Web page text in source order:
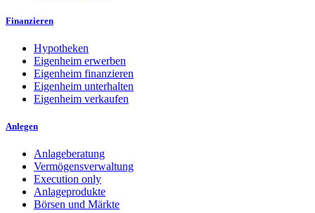
Finanzieren
Hypotheken
Eigenheim erwerben
Eigenheim finanzieren
Eigenheim unterhalten
Eigenheim verkaufen
Anlegen
Anlageberatung
Vermögensverwaltung
Execution only
Anlageprodukte
Börsen und Märkte